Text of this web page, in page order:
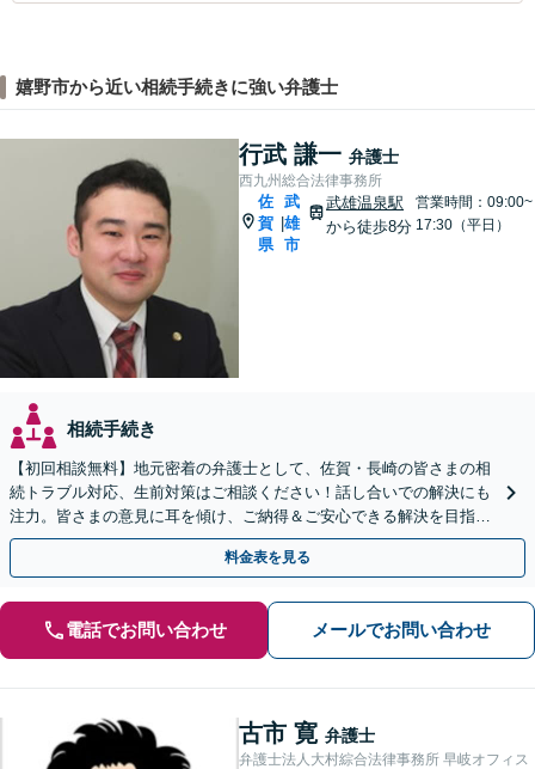
嬉野市から近い相続手続きに強い弁護士
行武 謙一 弁護士
西九州総合法律事務所
佐
賀
県
|
武
雄
市
武雄温泉駅
から徒歩8分
営業時間：09:00~
17:30（平日）
相続手続き
【初回相談無料】地元密着の弁護士として、佐賀・長崎の皆さまの相
続トラブル対応、生前対策はご相談ください！話し合いでの解決にも
注力。皆さまの意見に耳を傾け、ご納得＆ご安心できる解決を目指し
ます【当日相談可】【駐車場あり】【武雄温泉駅8分】
料金表を見る
電話でお問い合わせ メールでお問い合わせ
古市 寛 弁護士
弁護士法人大村綜合法律事務所 早岐オフィス